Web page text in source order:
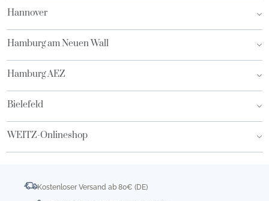
Hannover
Hamburg am Neuen Wall
Hamburg AEZ
Bielefeld
WEITZ-Onlineshop
Kostenloser Versand ab 80€ (DE)